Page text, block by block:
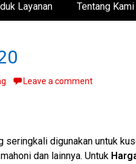
Layanan Tentang Kami
Leave a comment
digunakan untuk
dan lainnya. Untuk